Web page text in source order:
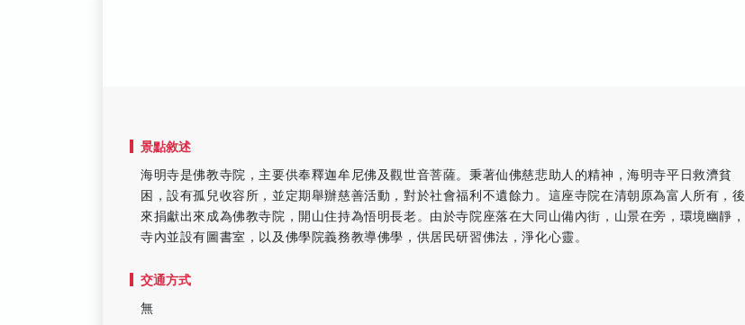
景點敘述
海明寺是佛教寺院，主要供奉釋迦牟尼佛及觀世音菩薩。秉著仙佛慈悲助人的精神，海明寺平日救濟貧
困，設有孤兒收容所，並定期舉辦慈善活動，對於社會福利不遺餘力。這座寺院在清朝原為富人所有，後
來捐獻出來成為佛教寺院，開山住持為悟明長老。由於寺院座落在大同山備內街，山景在旁，環境幽靜，
寺內並設有圖書室，以及佛學院義務教導佛學，供居民研習佛法，淨化心靈。
交通方式
無